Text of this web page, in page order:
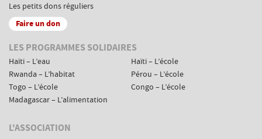
Les petits dons réguliers
Faire un don
Menus
de
navigation
complémentaires
LES PROGRAMMES SOLIDAIRES
Haïti – L’eau
Haïti – L’école
Rwanda – L’habitat
Pérou – L’école
Togo – L’école
Congo – L’école
Madagascar – L’alimentation
L'ASSOCIATION